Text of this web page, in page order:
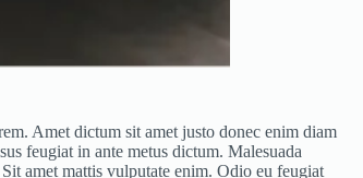
Amet dictum sit amet justo donec enim diam
feugiat in ante metus dictum. Malesuada
amet mattis vulputate enim. Odio eu feugiat